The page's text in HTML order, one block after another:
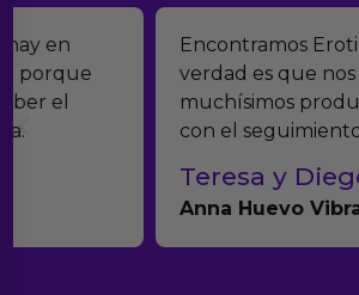
Encontramos Erotiks a través de
verdad es que nos han
muchísimos productos y han
con el seguimiento del pedido.
Teresa y Diego
Anna Huevo Vibrador